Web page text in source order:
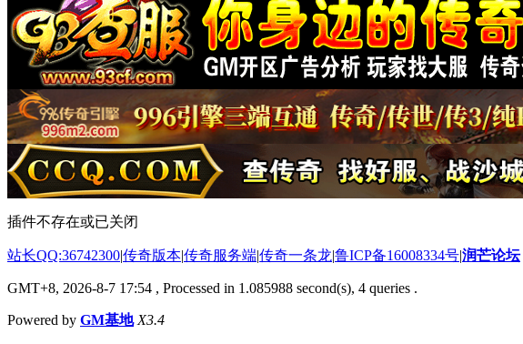
插件不存在或已关闭
站长QQ:36742300|传奇版本|传奇服务端|传奇一条龙|鲁ICP备16008334号|润芒论坛
GMT+8, 2026-8-7 17:54 , Processed in 1.085988 second(s), 4 queries .
Powered by GM基地 X3.4